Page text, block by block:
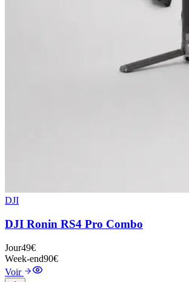
DJI
DJI Ronin RS4 Pro Combo
Jour49€
Week-end90€
Voir